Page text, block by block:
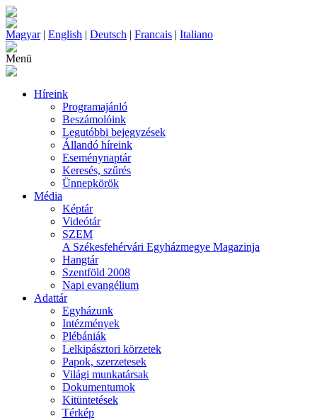
Magyar| English | Deutsch | Francais | Italiano
Menü
Híreink
Programajánló
Beszámolóink
Legutóbbi bejegyzések
Állandó híreink
Eseménynaptár
Keresés, szűrés
Ünnepkörök
Média
Képtár
Videótár
SZEM
A Székesfehérvári Egyházmegye Magazinja
Hangtár
Szentföld 2008
Napi evangélium
Adattár
Egyházunk
Intézmények
Plébániák
Lelkipásztori körzetek
Papok, szerzetesek
Világi munkatársak
Dokumentumok
Kitüntetések
Térkép